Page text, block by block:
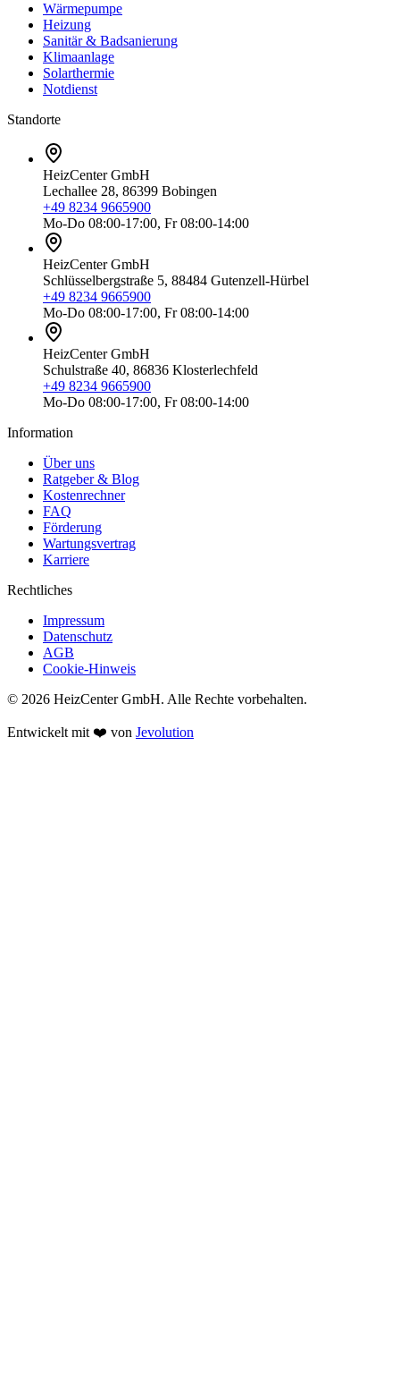
Wärmepumpe
Heizung
Sanitär & Badsanierung
Klimaanlage
Solarthermie
Notdienst
Standorte
HeizCenter GmbH
Lechallee 28, 86399 Bobingen
+49 8234 9665900
Mo-Do 08:00-17:00, Fr 08:00-14:00
HeizCenter GmbH
Schlüsselbergstraße 5, 88484 Gutenzell-Hürbel
+49 8234 9665900
Mo-Do 08:00-17:00, Fr 08:00-14:00
HeizCenter GmbH
Schulstraße 40, 86836 Klosterlechfeld
+49 8234 9665900
Mo-Do 08:00-17:00, Fr 08:00-14:00
Information
Über uns
Ratgeber & Blog
Kostenrechner
FAQ
Förderung
Wartungsvertrag
Karriere
Rechtliches
Impressum
Datenschutz
AGB
Cookie-Hinweis
© 2026 HeizCenter GmbH. Alle Rechte vorbehalten.
Entwickelt mit ❤️ von Jevolution